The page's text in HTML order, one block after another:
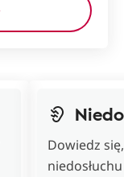
Dowiedz